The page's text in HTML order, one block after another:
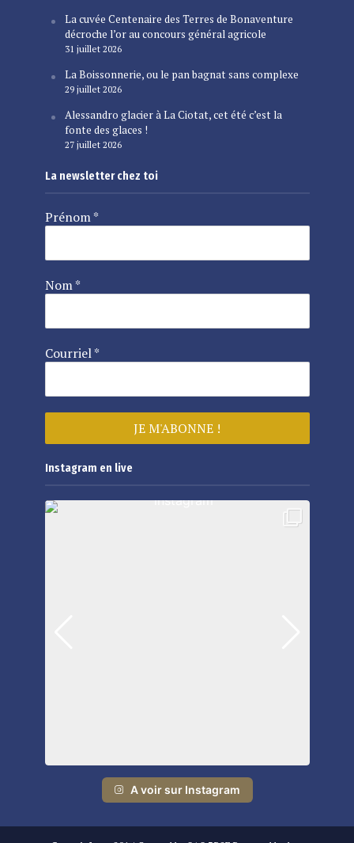
La cuvée Centenaire des Terres de Bonaventure
décroche l’or au concours général agricole
31 juillet 2026
La Boissonnerie, ou le pan bagnat sans complexe
29 juillet 2026
Alessandro glacier à La Ciotat, cet été c’est la
fonte des glaces !
27 juillet 2026
La newsletter chez toi
Prénom*
Nom*
Courriel*
Instagram en live
A voir sur Instagram